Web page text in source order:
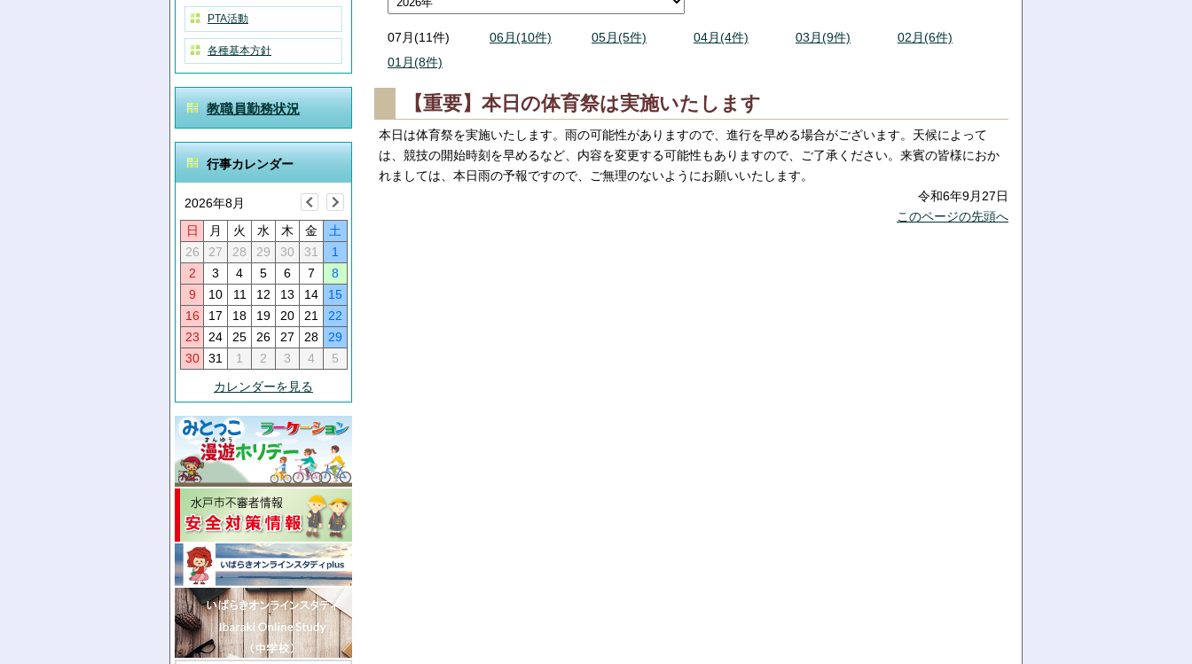
PTA活動
各種基本方針
教職員勤務状況
行事カレンダー
2026年8月
日 月 火 水 木 金
土
26
27 28 29 30 31
1
2
3 4 5 6 7
8
9
10 11 12 13 14
15
16
17 18 19 20 21
22
23
24 25 26 27 28
29
30
31 1 2 3 4
5
カレンダーを見る
07月(11件) 06月(10件) 05月(5件) 04月(4件) 03月(9件)
02月(6件)
01月(8件)
【重要】本日の体育祭は実施いたします
本日は体育祭を実施いたします。雨の可能性がありますので、進行を早める場合がございます。天候によって
は、競技の開始時刻を早めるなど、内容を変更する可能性もありますので、ご了承ください。来賓の皆様におか
れましては、本日雨の予報ですので、ご無理のないようにお願いいたします。
令和6年9月27日
このページの先頭へ